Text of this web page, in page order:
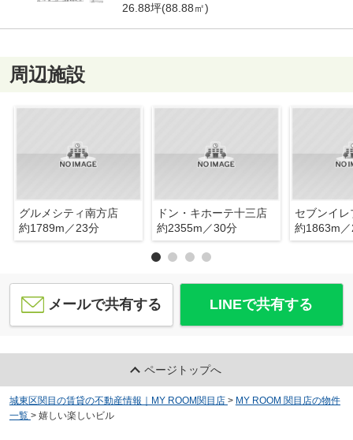
26.88坪(88.88㎡)
周辺施設
グルメシティ南方店
約1789m／23分
ドン・キホーテ十三店
約2355m／30分
約1863m
メールで共有する LINEで共有する
ページトップへ
城東区関目の賃貸の不動産情報｜MY ROOM関目店 > MY ROOM 関目店の物件
一覧 > 嬉しい楽しいビル